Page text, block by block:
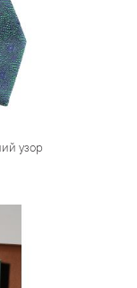
узор